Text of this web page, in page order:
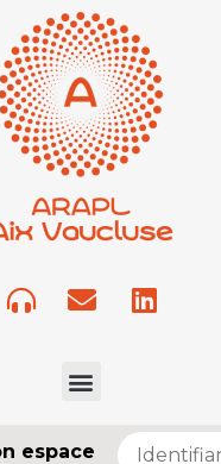
espace